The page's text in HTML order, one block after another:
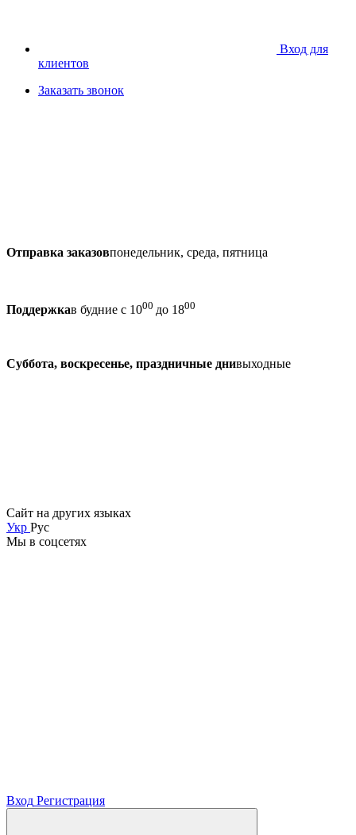
Вход для
клиентов
Заказать звонок
Отправка заказовпонедельник, среда, пятница
Поддержкав будние с 1000 до 1800
Суббота, воскресенье, праздничные днивыходные
Сайт на других языках
Укр Рус
Мы в соцсетях
Вход Регистрация